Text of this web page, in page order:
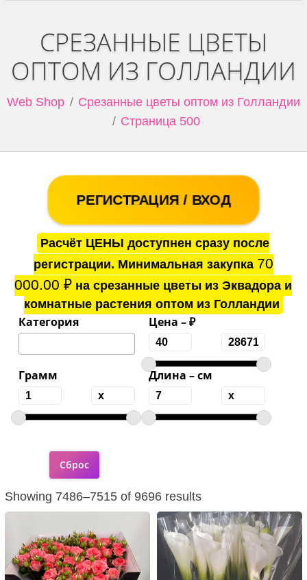
СРЕЗАННЫЕ ЦВЕТЫ
ОПТОМ ИЗ ГОЛЛАНДИИ
Web Shop
Срезанные цветы оптом из Голландии
Страница 500
РЕГИСТРАЦИЯ / ВХОД
Расчёт ЦЕНЫ доступнен сразу после
регистрации. Минимальная закупка 70
000.00₽ на срезанные цветы из Эквадора и
комнатные растения оптом из Голландии
Категория Цена – ₽
Грамм Длина – см
Showing 7486–7515 of 9696 results